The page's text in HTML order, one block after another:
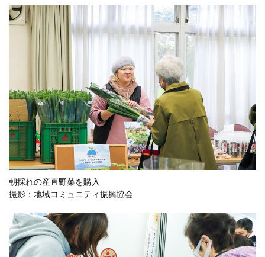
朝採れの産直野菜を購入
撮影：地域コミュニティ振興協会